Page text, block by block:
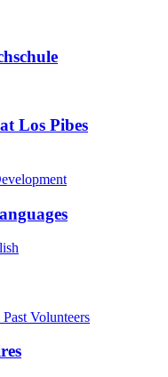
Los Pibes
Volunteers